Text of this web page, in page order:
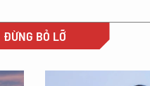
ĐỪNG BỎ LỠ